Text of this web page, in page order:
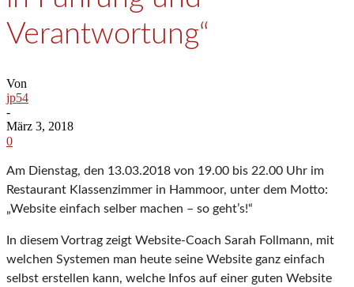
Verantwortung“
Von
jp54
-
März 3, 2018
0
Am Dienstag, den 13.03.2018 von 19.00 bis 22.00 Uhr im
Restaurant Klassenzimmer in Hammoor, unter dem Motto:
„Website einfach selber machen – so geht’s!“
In diesem Vortrag zeigt Website-Coach Sarah Follmann, mit
welchen Systemen man heute seine Website ganz einfach
selbst erstellen kann, welche Infos auf einer guten Website